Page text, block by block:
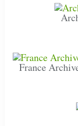
France